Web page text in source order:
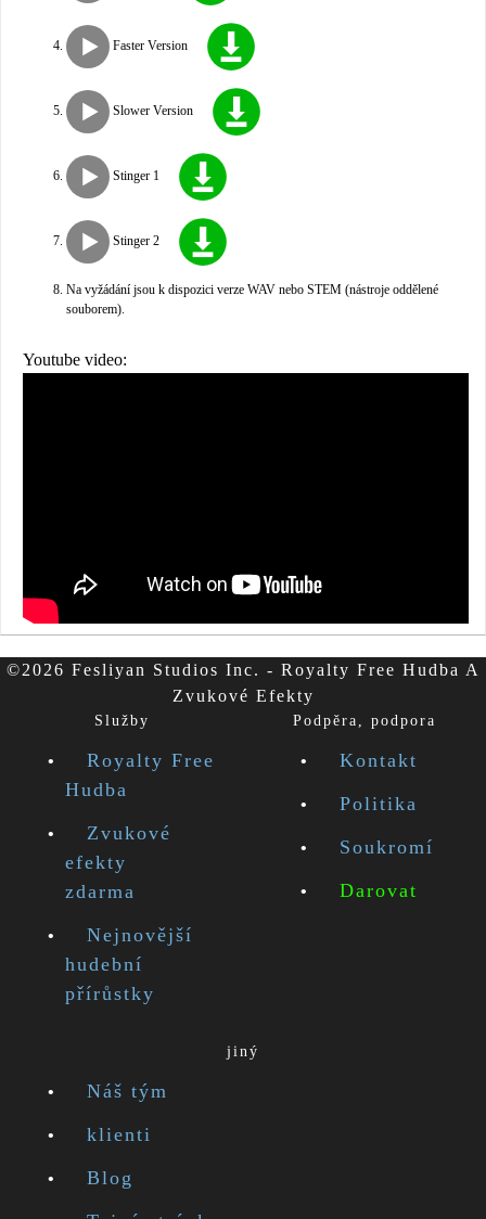
Faster Version
Slower Version
Stinger 1
Stinger 2
Na vyžádání jsou k dispozici verze WAV nebo STEM (nástroje oddělené
souborem).
Youtube video:
©2026 Fesliyan Studios Inc. - Royalty Free Hudba A
Zvukové Efekty
Služby
Royalty Free
Hudba
Zvukové
efekty
zdarma
Nejnovější
hudební
přírůstky
Podpěra, podpora
Kontakt
Politika
Soukromí
Darovat
jiný
Náš tým
klienti
Blog